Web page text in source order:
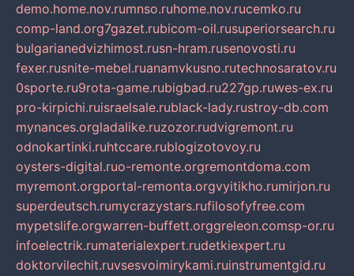
demo.home.nov.rumnso.ruhome.nov.rucemko.ru
comp-land.org7gazet.rubicom-oil.rusuperiorsearch.ru
bulgarianedvizhimost.rusn-hram.rusenovosti.ru
fexer.rusnite-mebel.ruanamvkusno.rutechnosaratov.ru
0sporte.ru9rota-game.rubigbad.ru227gp.ruwes-ex.ru
pro-kirpichi.ruisraelsale.rublack-lady.rustroy-db.com
mynances.orgladalike.ruzozor.rudvigremont.ru
odnokartinki.ruhtccare.rublogizotovoy.ru
oysters-digital.ruo-remonte.orgremontdoma.com
myremont.orgportal-remonta.orgvyitikho.rumirjon.ru
superdeutsch.rumycrazystars.rufilosofyfree.com
mypetslife.orgwarren-buffett.orggreleon.comsp-or.ru
infoelectrik.rumaterialexpert.rudetkiexpert.ru
doktorvilechit.ruvsesvoimirykami.ruinstrumentgid.ru